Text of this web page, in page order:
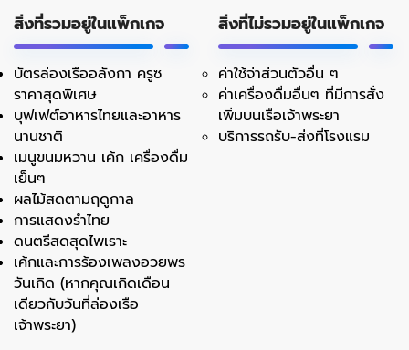
สิ่งที่รวมอยู่ในแพ็กเกจ
บัตรล่องเรืออลังกา ครูซ
ราคาสุดพิเศษ
บุฟเฟต์อาหารไทยและอาหาร
นานชาติ
เมนูขนมหวาน เค้ก เครื่องดื่ม
เย็นๆ
ผลไม้สดตามฤดูกาล
การแสดงรำไทย
ดนตรีสดสุดไพเราะ
เค้กและการร้องเพลงอวยพร
วันเกิด (หากคุณเกิดเดือน
เดียวกับวันที่ล่องเรือ
เจ้าพระยา)
สิ่งที่ไม่รวมอยู่ในแพ็กเกจ
ค่าใช้จ่าส่วนตัวอื่น ๆ
ค่าเครื่องดื่มอื่นๆ ที่มีการสั่ง
เพิ่มบนเรือเจ้าพระยา
บริการรถรับ-ส่งที่โรงแรม